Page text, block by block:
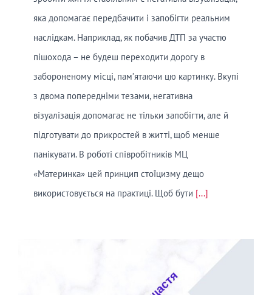
яка допомагає передбачити і запобігти реальним
наслідкам. Наприклад, як побачив ДТП за участю
пішохода – не будеш переходити дорогу в
забороненому місці, пам’ятаючи цю картинку. Вкупі
з двома попередніми тезами, негативна
візуалізація допомагає не тільки запобігти, але й
підготувати до прикростей в житті, щоб менше
панікувати. В роботі співробітників МЦ
«Материнка» цей принцип стоїцизму дещо
використовується на практиці. Щоб бути [...]